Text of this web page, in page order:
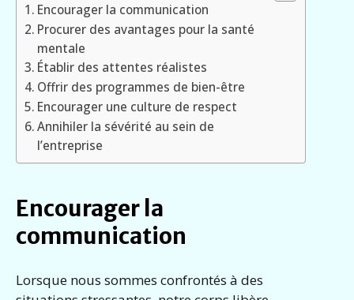
Encourager la communication
Procurer des avantages pour la santé
mentale
Établir des attentes réalistes
Offrir des programmes de bien-être
Encourager une culture de respect
Annihiler la sévérité au sein de
l’entreprise
Encourager la
communication
Lorsque nous sommes confrontés à des